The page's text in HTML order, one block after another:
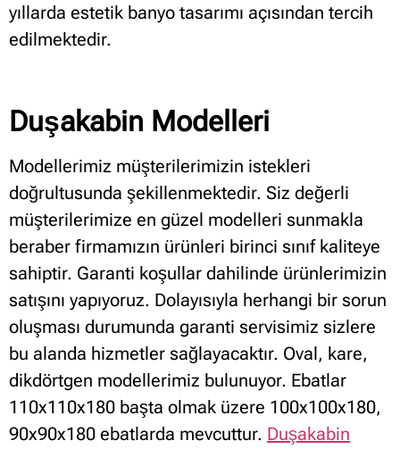
yıllarda estetik banyo tasarımı açısından tercih
edilmektedir.
Duşakabin Modelleri
Modellerimiz müşterilerimizin istekleri
doğrultusunda şekillenmektedir. Siz değerli
müşterilerimize en güzel modelleri sunmakla
beraber firmamızın ürünleri birinci sınıf kaliteye
sahiptir. Garanti koşullar dahilinde ürünlerimizin
satışını yapıyoruz. Dolayısıyla herhangi bir sorun
oluşması durumunda garanti servisimiz sizlere
bu alanda hizmetler sağlayacaktır. Oval, kare,
dikdörtgen modellerimiz bulunuyor. Ebatlar
110x110x180 başta olmak üzere 100x100x180,
90x90x180 ebatlarda mevcuttur. Duşakabin